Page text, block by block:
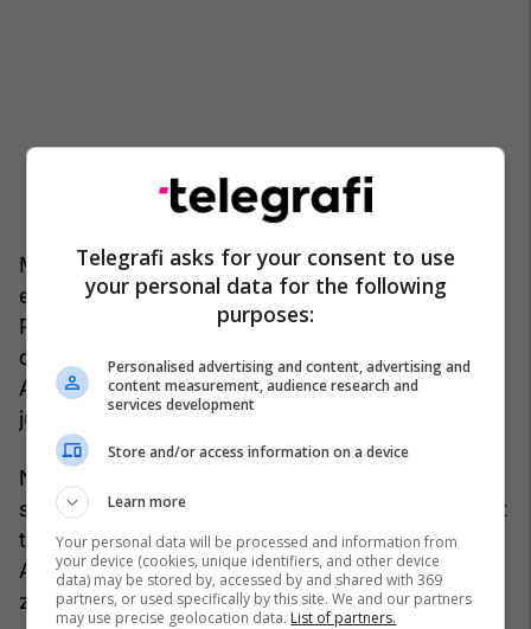
Megjithëse çdo El Niño është i ndryshëm,
ekzistojnë disa modele tipike të ndikimit të tij.
Përmbytjet janë të zakonshme në veri të Perusë
dhe jug të Ekuadorit, por mund të prekin edhe
Afrikën Lindore, Azinë Qendrore dhe pjesët
jugore të Amerikës së Veriut.
Në anën tjetër, El Niño zakonisht ul aktivitetin e
stuhive tropikale në Atlantik. Parashikuesit e motit
tashmë paralajmërojnë se sezoni i uraganeve në
Atlantik këtë vit mund të jetë më i qetë se
zakonisht.
Telegrafi asks for your consent to use
your personal data for the following
purposes:
Personalised advertising and content, advertising and
content measurement, audience research and
services development
Store and/or access information on a device
Learn more
Your personal data will be processed and information from
your device (cookies, unique identifiers, and other device
data) may be stored by, accessed by and shared with 369
partners, or used specifically by this site. We and our partners
may use precise geolocation data. List of partners.